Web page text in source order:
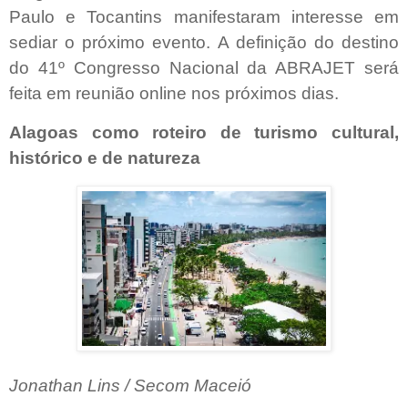
Paulo e Tocantins manifestaram interesse em
sediar o próximo evento. A definição do destino
do 41º Congresso Nacional da ABRAJET será
feita em reunião online nos próximos dias.
Alagoas como roteiro de turismo cultural,
histórico e de natureza
Jonathan Lins / Secom Maceió